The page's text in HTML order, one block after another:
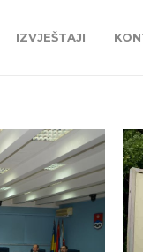
IZVJEŠTAJI